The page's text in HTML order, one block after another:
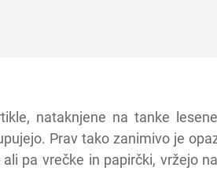
nataknjene na tanke
Prav tako zanimivo je
pa vrečke in papirčki, vržejo